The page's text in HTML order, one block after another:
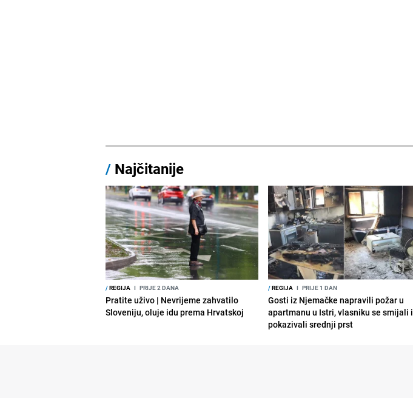
/ Najčitanije
/REGIJA I PRIJE 2 DANA
Pratite uživo | Nevrijeme zahvatilo
Sloveniju, oluje idu prema Hrvatskoj
/REGIJA I PRIJE 1 DAN
Gosti iz Njemačke napravili požar u
apartmanu u Istri, vlasniku se smijali i
pokazivali srednji prst